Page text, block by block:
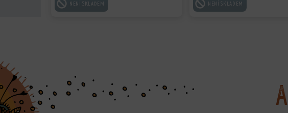
ČTĚTE VÍCE ČTĚTE VÍCE